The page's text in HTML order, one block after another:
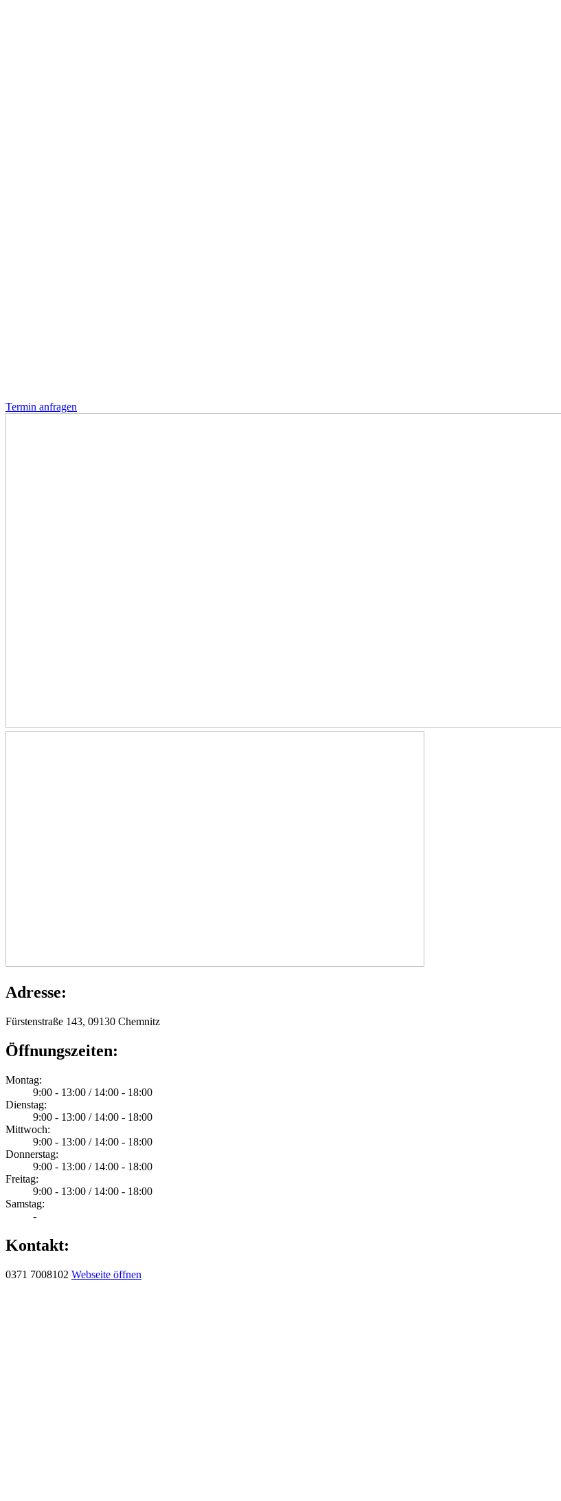
Termin anfragen
Adresse:
Fürstenstraße 143, 09130 Chemnitz
Öffnungszeiten:
Montag:
9:00 - 13:00 / 14:00 - 18:00
Dienstag:
9:00 - 13:00 / 14:00 - 18:00
Mittwoch:
9:00 - 13:00 / 14:00 - 18:00
Donnerstag:
9:00 - 13:00 / 14:00 - 18:00
Freitag:
9:00 - 13:00 / 14:00 - 18:00
Samstag:
-
Kontakt:
0371 7008102 Webseite öffnen